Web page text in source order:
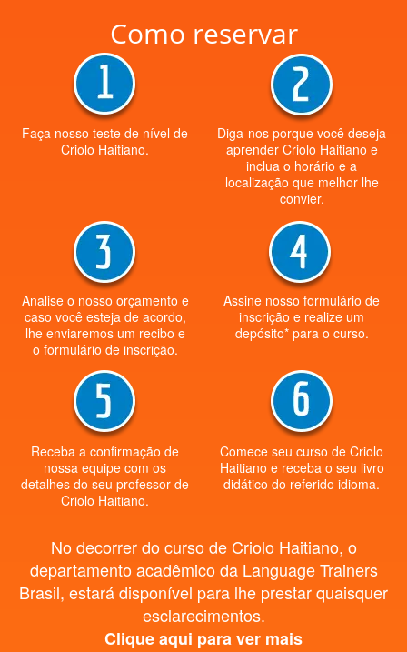
Como reservar
Faça nosso teste de nível de
Criolo Haitiano.
Diga-nos porque você deseja
aprender Criolo Haitiano e
inclua o horário e a
localização que melhor lhe
convier.
Analise o nosso orçamento e
caso você esteja de acordo,
lhe enviaremos um recibo e
o formulário de inscrição.
Assine nosso formulário de
inscrição e realize um
depósito* para o curso.
Receba a confirmação de
nossa equipe com os
detalhes do seu professor de
Criolo Haitiano.
Comece seu curso de Criolo
Haitiano e receba o seu livro
didático do referido idioma.
No decorrer do curso de Criolo Haitiano, o
departamento acadêmico da Language Trainers
Brasil, estará disponível para lhe prestar quaisquer
esclarecimentos.
Clique aqui para ver mais